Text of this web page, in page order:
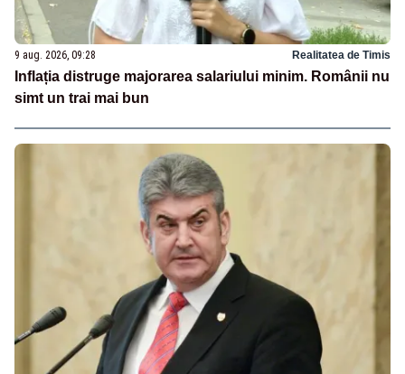
9 aug. 2026, 09:28 Realitatea de Timis
Inflația distruge majorarea salariului minim. Românii nu
simt un trai mai bun